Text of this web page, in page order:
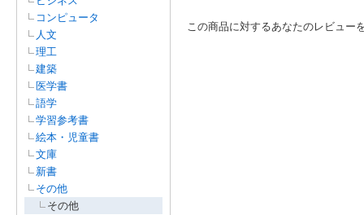
コンピュータ
人文
理工
建築
医学書
語学
学習参考書
絵本・児童書
文庫
新書
その他
その他
この商品に対するあなたのレビュー